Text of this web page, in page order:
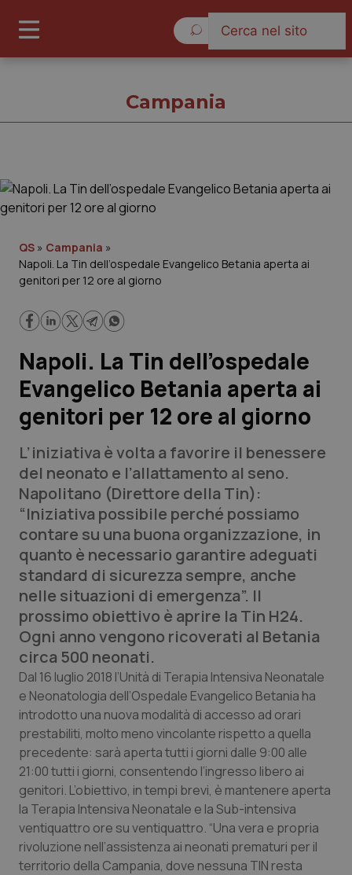
Governo e Parlamento
Regioni e Asl
Lavoro e Professioni
Scienza e Farmaci
Studi e Analisi
Lettere al direttore
Edizioni Regionali
QS Pro
Professionisti Sanitari.AI
Abruzzo
Basilicata
Calabria
Campania
Emilia-Romagna
Friuli Venezia Giulia
QS Pro Gold
Artrite & artrosi
Asma & BPCO
Car-T
Colesterolo & coronaropatie
Dermatite Atopica
QS Club Newsletter
Campania
QS » Campania »
Napoli. La Tin dell’ospedale Evangelico Betania aperta ai
genitori per 12 ore al giorno
Napoli. La Tin dell’ospedale
Evangelico Betania aperta ai
genitori per 12 ore al giorno
L’iniziativa è volta a favorire il benessere
del neonato e l’allattamento al seno.
Napolitano (Direttore della Tin):
“Iniziativa possibile perché possiamo
contare su una buona organizzazione, in
quanto è necessario garantire adeguati
standard di sicurezza sempre, anche
nelle situazioni di emergenza”. Il
prossimo obiettivo è aprire la Tin H24.
Ogni anno vengono ricoverati al Betania
circa 500 neonati.
Dal 16 luglio 2018 l’Unità di Terapia Intensiva Neonatale
e Neonatologia dell’Ospedale Evangelico Betania ha
introdotto una nuova modalità di accesso ad orari
prestabiliti, molto meno vincolante rispetto a quella
precedente: sarà aperta tutti i giorni dalle 9:00 alle
21:00 tutti i giorni, consentendo l’ingresso libero ai
genitori. L’obiettivo, in tempi brevi, è mantenere aperta
la Terapia Intensiva Neonatale e la Sub-intensiva
ventiquattro ore su ventiquattro. “Una vera e propria
rivoluzione nell’assistenza ai neonati prematuri per il
territorio della Campania, dove nessuna TIN resta